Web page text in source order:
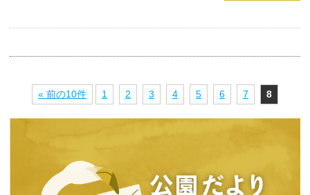
« 前の10件 1 2 3 4 5 6 7 8